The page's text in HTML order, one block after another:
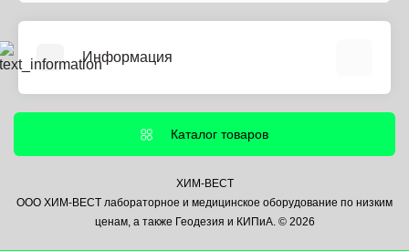
Информация
Информация о доставке
Политика безопасности
Контакты
Каталог товаров
ХИМ-ВЕСТ
ООО ХИМ-ВЕСТ лабораторное и медицинское оборудование по низким
ценам, а также Геодезия и КИПиА. © 2026